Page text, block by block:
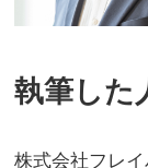
執筆した
株式会社フレ